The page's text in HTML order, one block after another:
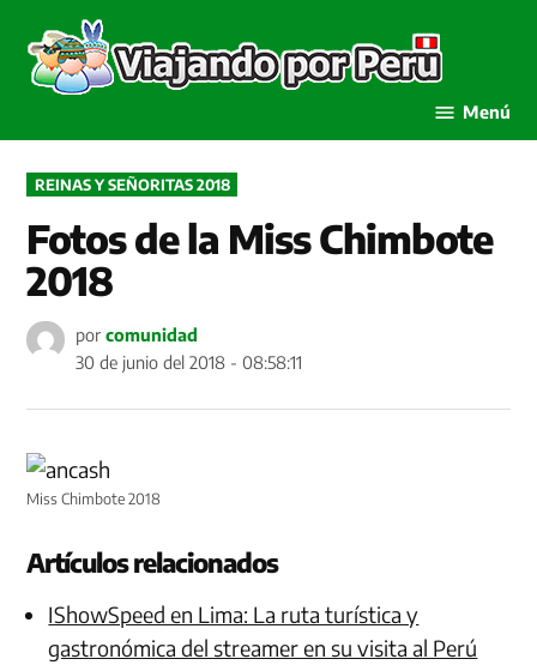
contenido
por
Menú
PUBLICADO
EN
REINAS Y SEÑORITAS 2018
Fotos de la Miss Chimbote
2018
por comunidad
30 de junio del 2018 - 08:58:11
Miss Chimbote 2018
Artículos relacionados
IShowSpeed en Lima: La ruta turística y
gastronómica del streamer en su visita al Perú